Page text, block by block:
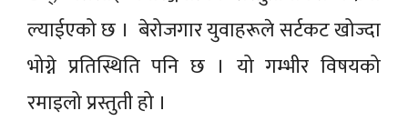
ल्याईएको छ । बेरोजगार युवाहरूले सर्टकट खोज्दा
भोग्ने प्रतिस्थिति पनि छ । यो गम्भीर विषयको
रमाइलो प्रस्तुती हो ।